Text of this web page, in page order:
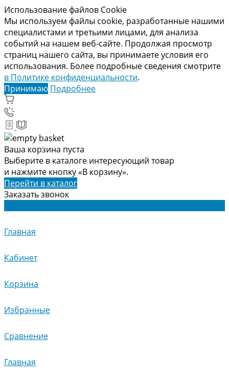
Использование файлов Cookie
Мы используем файлы cookie, разработанные нашими
специалистами и третьими лицами, для анализа
событий на нашем веб-сайте. Продолжая просмотр
страниц нашего сайта, вы принимаете условия его
использования. Более подробные сведения смотрите
в Политике конфиденциальности.
Принимаю Подробнее
Ваша корзина пуста
Выберите в каталоге интересующий товар
и нажмите кнопку «В корзину».
Перейти в каталог
Заказать звонок
Главная
Кабинет
Корзина
Избранные
Сравнение
Главная